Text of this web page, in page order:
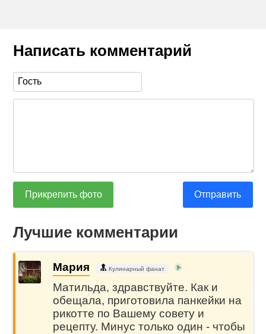
Написать комментарий
Прикрепить фото Отправить
Лучшие комментарии
Мария Кулинарный фанат
Матильда, здравствуйте. Как и
обещала, приготовила панкейки на
рикотте по Вашему совету и
рецепту. Минус только один - чтобы